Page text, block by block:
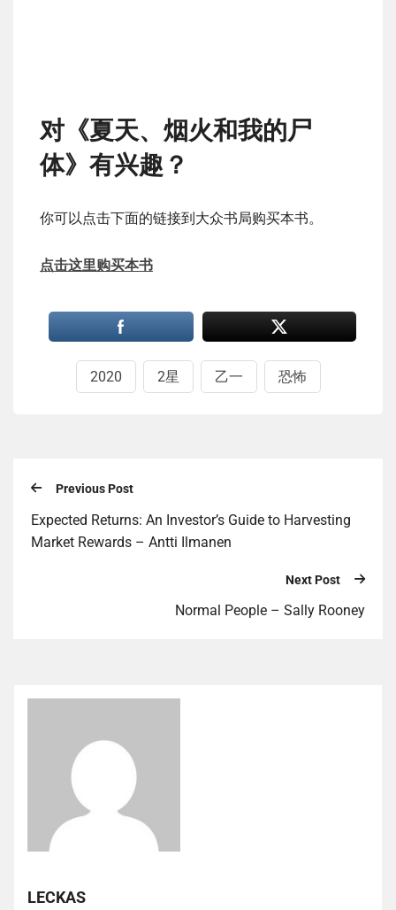
对《夏天、烟火和我的尸
体》有兴趣？
你可以点击下面的链接到大众书局购买本书。
点击这里购买本书
2020 2星 乙一 恐怖
Previous Post
Expected Returns: An Investor’s Guide to Harvesting
Market Rewards – Antti Ilmanen
Next Post
Normal People – Sally Rooney
LECKAS